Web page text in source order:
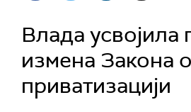
Влада усвојила
измена Закона о
приватизацији